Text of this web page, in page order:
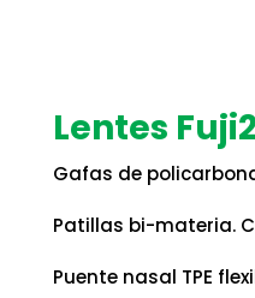
Lentes
Gafas de
Patillas bi-materia.
Puente nasal TPE